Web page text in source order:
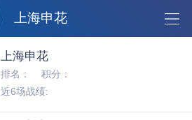
上海申花
上海申花
排名：
积分：
近6场战绩: